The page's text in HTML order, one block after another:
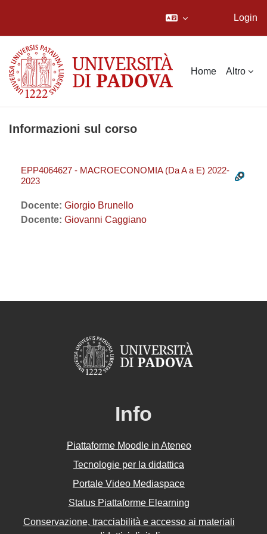
Login
Home Altro
Informazioni sul corso
EPP4064627 - MACROECONOMIA (Da A a E) 2022-
2023
Docente: Giorgio Brunello
Docente: Giovanni Caggiano
Info
Piattaforme Moodle in Ateneo
Tecnologie per la didattica
Portale Video Mediaspace
Status Piattaforme Elearning
Conservazione, tracciabilità e accesso ai materiali